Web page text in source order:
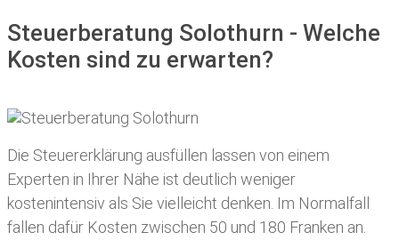
Steuerberatung Solothurn - Welche
Kosten sind zu erwarten?
Die Steuererklärung ausfüllen lassen von einem
Experten in Ihrer Nähe ist deutlich weniger
kostenintensiv als Sie vielleicht denken. Im Normalfall
fallen dafür Kosten zwischen 50 und 180 Franken an.